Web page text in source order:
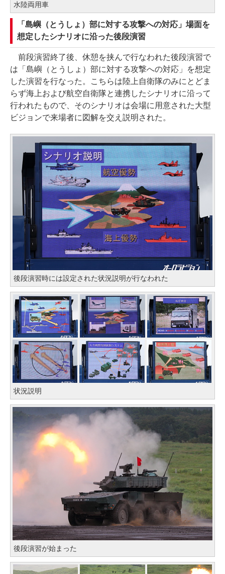
水陸両用車
「島嶼（とうしょ）部に対する攻撃への対応」場面を
想定したシナリオに沿った後段演習
前段演習終了後、休憩を挟んで行なわれた後段演習で
は「島嶼（とうしょ）部に対する攻撃への対応」を想定
した演習を行なった。こちらは陸上自衛隊のみにとどま
らず海上および航空自衛隊と連携したシナリオに沿って
行われたもので、そのシナリオは会場に用意された大型
ビジョンで来場者に図解を交え説明された。
後段演習時には設定された状況説明が行なわれた
状況説明
後段演習が始まった